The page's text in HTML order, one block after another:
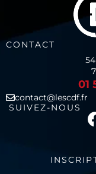
CONTACT
01
contact@lescdf.fr
SUIVEZ-NOUS